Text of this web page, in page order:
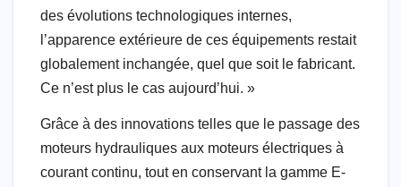
des évolutions technologiques internes,
l’apparence extérieure de ces équipements restait
globalement inchangée, quel que soit le fabricant.
Ce n’est plus le cas aujourd’hui. »
Grâce à des innovations telles que le passage des
moteurs hydrauliques aux moteurs électriques à
courant continu, tout en conservant la gamme E-